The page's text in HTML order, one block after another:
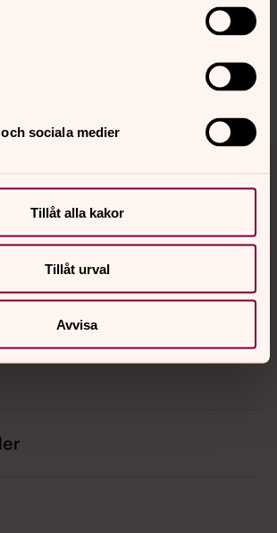
sociala medier
Tillåt alla kakor
Tillåt urval
Avvisa